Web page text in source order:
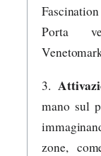
Porta
3.
mano sul
zone,